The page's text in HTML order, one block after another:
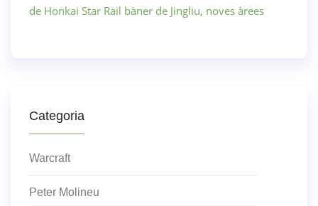
de Honkai Star Rail bàner de Jingliu, noves àrees
Categoria
Warcraft
Peter Molineu